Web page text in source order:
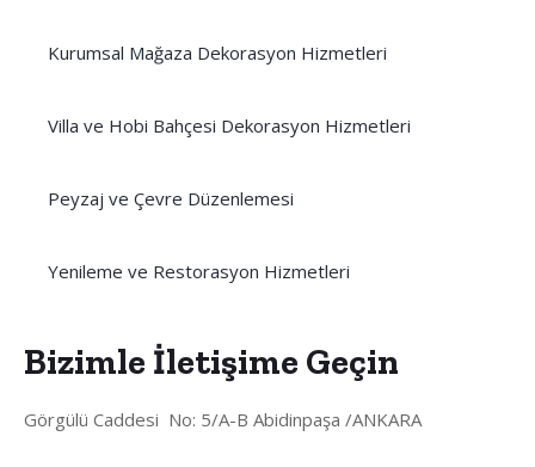
Kurumsal Mağaza Dekorasyon Hizmetleri
Villa ve Hobi Bahçesi Dekorasyon Hizmetleri
Peyzaj ve Çevre Düzenlemesi
Yenileme ve Restorasyon Hizmetleri
Bizimle İletişime Geçin
Görgülü Caddesi No: 5/A-B Abidinpaşa /ANKARA